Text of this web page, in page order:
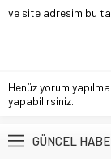
ve site adresim bu
Henüz yorum
yapabilirsiniz.
GÜNCEL